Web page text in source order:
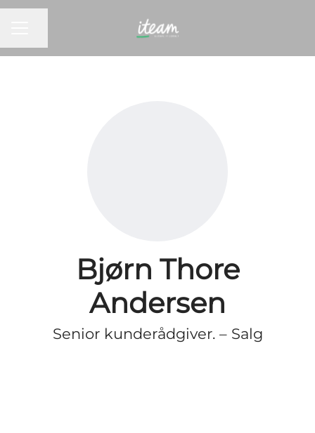
Bjørn Thore
Andersen
Senior kunderådgiver. – Salg